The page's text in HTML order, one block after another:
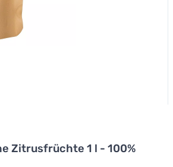
Zitrusfrüchte 1 l - 100%